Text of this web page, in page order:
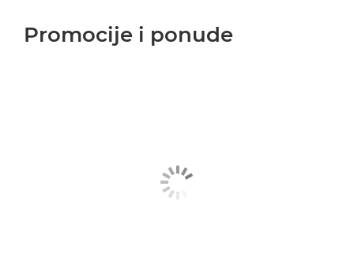
Promocije i ponude